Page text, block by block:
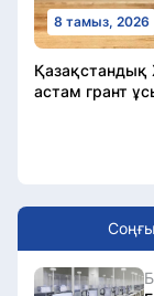
8 тамыз, 2026
астам грант
Соңғы